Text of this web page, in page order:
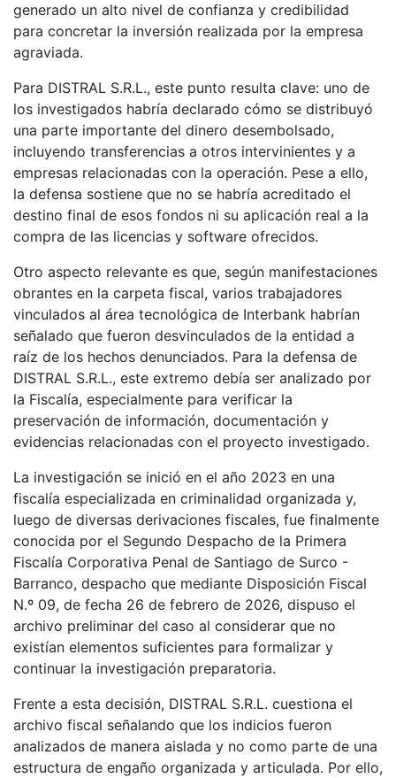
generado un alto nivel de confianza y credibilidad
para concretar la inversión realizada por la empresa
agraviada.
Para DISTRAL S.R.L., este punto resulta clave: uno de
los investigados habría declarado cómo se distribuyó
una parte importante del dinero desembolsado,
incluyendo transferencias a otros intervinientes y a
empresas relacionadas con la operación. Pese a ello,
la defensa sostiene que no se habría acreditado el
destino final de esos fondos ni su aplicación real a la
compra de las licencias y software ofrecidos.
Otro aspecto relevante es que, según manifestaciones
obrantes en la carpeta fiscal, varios trabajadores
vinculados al área tecnológica de Interbank habrían
señalado que fueron desvinculados de la entidad a
raíz de los hechos denunciados. Para la defensa de
DISTRAL S.R.L., este extremo debía ser analizado por
la Fiscalía, especialmente para verificar la
preservación de información, documentación y
evidencias relacionadas con el proyecto investigado.
La investigación se inició en el año 2023 en una
fiscalía especializada en criminalidad organizada y,
luego de diversas derivaciones fiscales, fue finalmente
conocida por el Segundo Despacho de la Primera
Fiscalía Corporativa Penal de Santiago de Surco -
Barranco, despacho que mediante Disposición Fiscal
N.º 09, de fecha 26 de febrero de 2026, dispuso el
archivo preliminar del caso al considerar que no
existían elementos suficientes para formalizar y
continuar la investigación preparatoria.
Frente a esta decisión, DISTRAL S.R.L. cuestiona el
archivo fiscal señalando que los indicios fueron
analizados de manera aislada y no como parte de una
estructura de engaño organizada y articulada. Por ello,